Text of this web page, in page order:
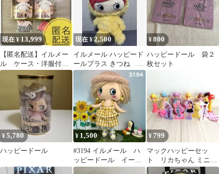
現在 ¥ 13,999
【匿名配送】イルメー
ル ケース・洋服付
き ハッピードール
ぬいぐるみ2体セット
現在 ¥2,500
イルメール ハッピード
ールプラス きつね
40cm
¥800
ハッピードール 袋２
枚セット
¥5,780
ハッピードール
¥1,500
#3194 イルメール ハ
ッピードール イーマ
リーちゃん お洋服セ
¥ 799
マックハッピーセッ
ト リカちゃん ミニド
ール まとめ売り